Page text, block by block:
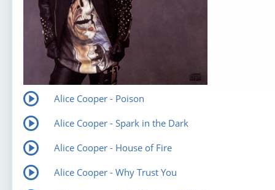
Alice Cooper - Poison
Alice Cooper - Spark in the Dark
Alice Cooper - House of Fire
Alice Cooper - Why Trust You